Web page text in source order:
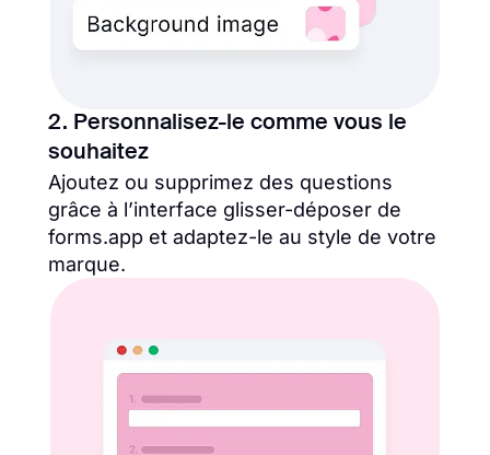
2. Personnalisez-le comme vous le
souhaitez
Ajoutez ou supprimez des questions
grâce à l’interface glisser-déposer de
forms.app et adaptez-le au style de votre
marque.